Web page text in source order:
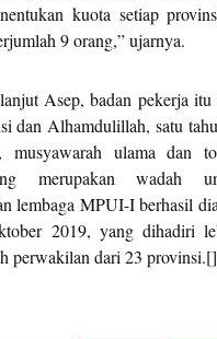
kuota setiap
9 orang,” ujarnya.
Asep, badan pekerja
dan Alhamdulillah, satu
musyawarah ulama dan
merupakan wadah
lembaga MPUI-I berhasil
2019, yang dihadiri
perwakilan dari 23 provinsi.[]